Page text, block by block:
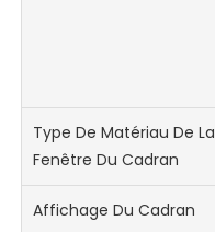
Type De Matériau De La
Fenêtre Du Cadran
Affichage Du Cadran